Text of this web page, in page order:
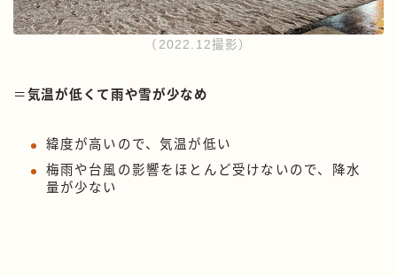
（2022.12撮影）
＝気温が低くて雨や雪が少なめ
緯度が高いので、気温が低い
梅雨や台風の影響をほとんど受けないので、降水
量が少ない